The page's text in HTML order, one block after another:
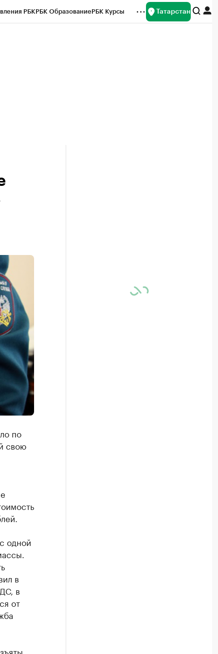
РБКРБК ОбразованиеРБК Курсы Татарстан
по
свою
одной
в
в
от